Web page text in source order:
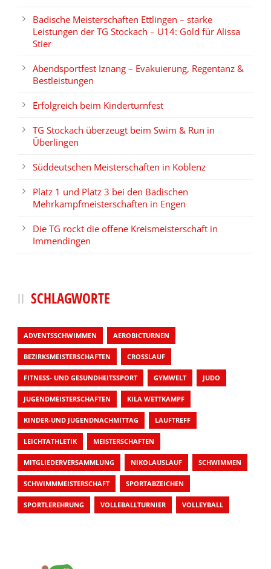
Badische Meisterschaften Ettlingen – starke
Leistungen der TG Stockach – U14: Gold für Alissa
Stier
Abendsportfest Iznang – Evakuierung, Regentanz &
Bestleistungen
Erfolgreich beim Kinderturnfest
TG Stockach überzeugt beim Swim & Run in
Überlingen
Süddeutschen Meisterschaften in Koblenz
Platz 1 und Platz 3 bei den Badischen
Mehrkampfmeisterschaften in Engen
Die TG rockt die offene Kreismeisterschaft in
Immendingen
SCHLAGWORTE
ADVENTSSCHWIMMEN AEROBICTURNEN
BEZIRKSMEISTERSCHAFTEN CROSSLAUF
FITNESS- UND GESUNDHEITSSPORT GYMWELT JUDO
JUGENDMEISTERSCHAFTEN KILA WETTKAMPF
KINDER-UND JUGENDNACHMITTAG LAUFTREFF
LEICHTATHLETIK MEISTERSCHAFTEN
MITGLIEDERVERSAMMLUNG NIKOLAUSLAUF SCHWIMMEN
SCHWIMMMEISTERSCHAFT SPORTABZEICHEN
SPORTLEREHRUNG VOLLEBALLTURNIER VOLLEYBALL